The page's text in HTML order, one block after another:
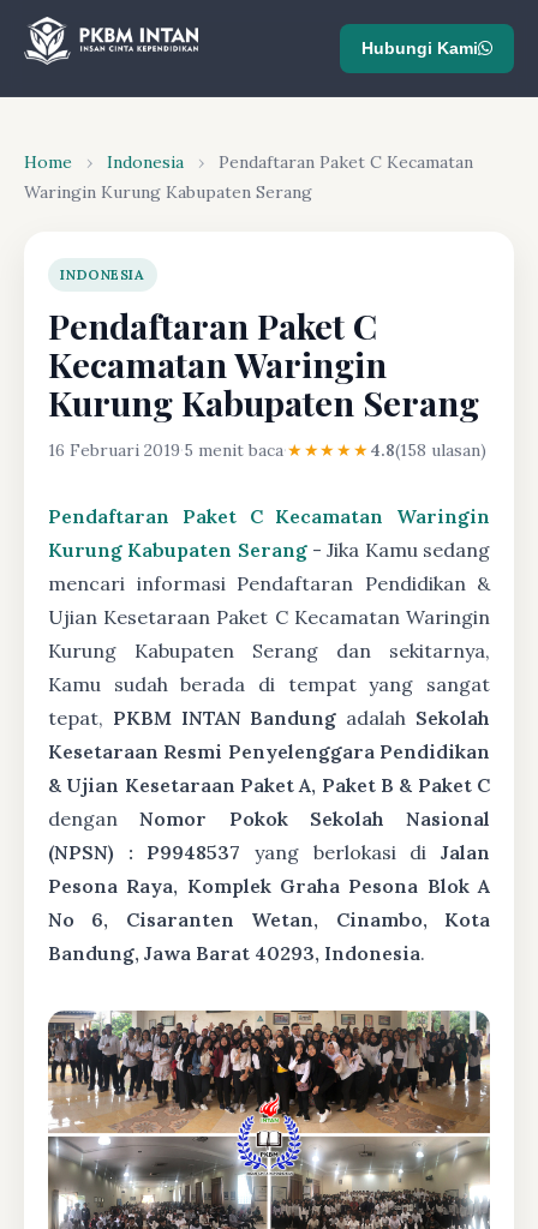
Hubungi Kami
Home › Indonesia ›
Pendaftaran Paket C Kecamatan
Waringin Kurung Kabupaten Serang
INDONESIA
Pendaftaran Paket C
Kecamatan Waringin
Kurung Kabupaten Serang
16 Februari 2019·5 menit baca·★★★★★4.8(158 ulasan)
Pendaftaran Paket C Kecamatan Waringin
Kurung Kabupaten Serang- Jika Kamu sedang
mencari informasi Pendaftaran Pendidikan &
Ujian Kesetaraan Paket C Kecamatan Waringin
Kurung Kabupaten Serang dan sekitarnya,
Kamu sudah berada di tempat yang sangat
tepat, PKBM INTAN Bandung adalah Sekolah
Kesetaraan Resmi Penyelenggara Pendidikan
& Ujian Kesetaraan Paket A, Paket B & Paket C
denganNomor Pokok Sekolah Nasional
(NPSN) : P9948537 yang berlokasi diJalan
Pesona Raya, Komplek Graha Pesona Blok A
No 6, Cisaranten Wetan, Cinambo, Kota
Bandung, Jawa Barat 40293, Indonesia.